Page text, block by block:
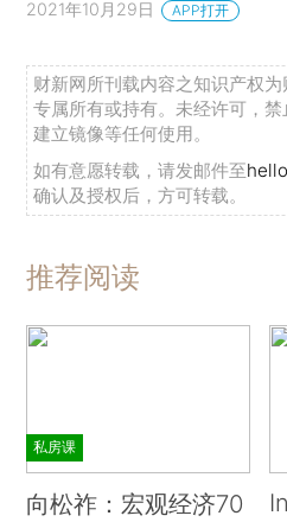
2021年10月29日 APP打开
财新网所刊载内容之知识产权
专属所有或持有。未经许可，
建立镜像等任何使用。
如有意愿转载，请发邮件至
确认及授权后，方可转载。
推荐阅读
私房课
向松祚：宏观经济70